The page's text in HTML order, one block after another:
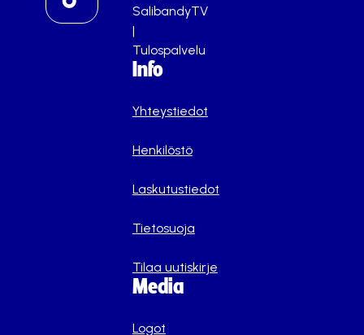
SalibandyTV
|
Tulospalvelu
Info
Yhteystiedot
Henkilöstö
Laskutustiedot
Tietosuoja
Tilaa uutiskirje
Media
Logot